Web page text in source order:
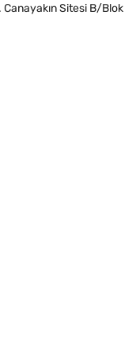
Canayakın Sitesi B/Blok